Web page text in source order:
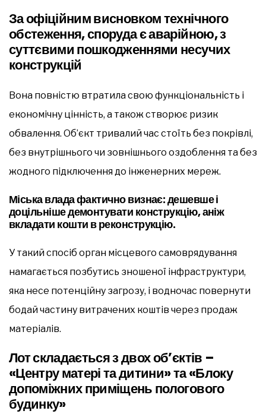
За офіційним висновком технічного
обстеження, споруда є аварійною, з
суттєвими пошкодженнями несучих
конструкцій
Вона повністю втратила свою функціональність і
економічну цінність, а також створює ризик
обвалення. Об’єкт тривалий час стоїть без покрівлі,
без внутрішнього чи зовнішнього оздоблення та без
жодного підключення до інженерних мереж.
Міська влада фактично визнає: дешевше і
доцільніше демонтувати конструкцію, аніж
вкладати кошти в реконструкцію.
У такий спосіб орган місцевого самоврядування
намагається позбутись зношеної інфраструктури,
яка несе потенційну загрозу, і водночас повернути
бодай частину витрачених коштів через продаж
матеріалів.
Лот складається з двох об’єктів –
«Центру матері та дитини» та «Блоку
допоміжних приміщень пологового
будинку»